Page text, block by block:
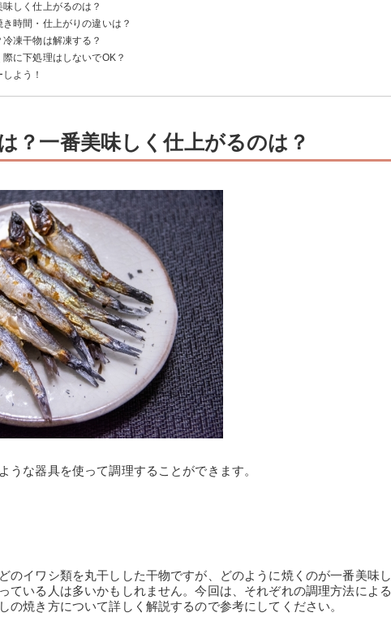
しく仕上がるのは？
時間・仕上がりの違いは？
凍干物は解凍する？
まま焼くのがおすすめ
き時間を調整する
に下処理はしないでOK？
べられるので下処理は不要
よう！
？一番美味しく仕上がるのは？
うな器具を使って調理することができます。
のイワシ類を丸干しした干物ですが、どのように焼くのが一番美味し
ている人は多いかもしれません。今回は、それぞれの調理方法による
の焼き方について詳しく解説するので参考にしてください。